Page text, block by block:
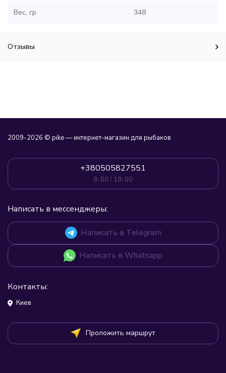
Вес, гр 348
Отзывы
2009-2026 © pike — интернет-магазин для рыбаков
+380505827551
9-00 / 18-00
Написать в мессенджеры:
Написать в Telegram
Написать в Whatsapp
Контакты:
Киев
Проложить маршрут